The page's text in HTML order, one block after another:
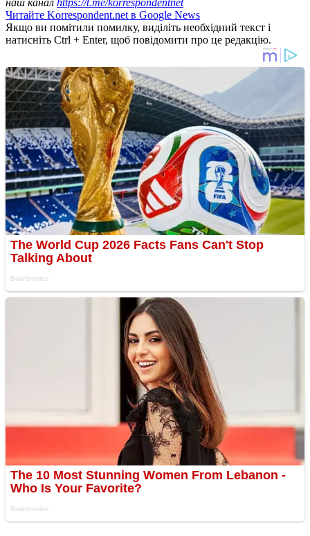
Читайте Korrespondent.net в Google News
Якщо ви помітили помилку, виділіть необхідний текст і
натисніть Ctrl + Enter, щоб повідомити про це редакцію.